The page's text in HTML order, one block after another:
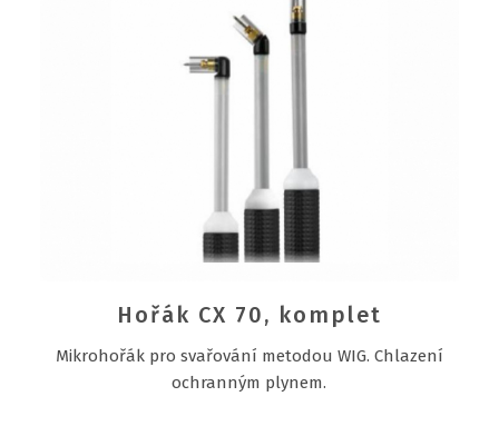
Hořák CX 70, komplet
Mikrohořák pro svařování metodou WIG. Chlazení
ochranným plynem.